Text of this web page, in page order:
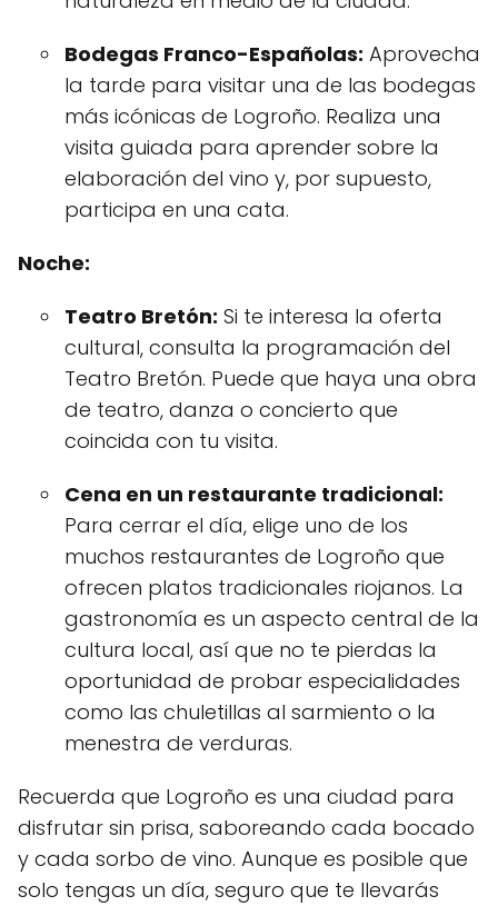
Bodegas Franco-Españolas: Aprovecha
la tarde para visitar una de las bodegas
más icónicas de Logroño. Realiza una
visita guiada para aprender sobre la
elaboración del vino y, por supuesto,
participa en una cata.
Noche:
Teatro Bretón: Si te interesa la oferta
cultural, consulta la programación del
Teatro Bretón. Puede que haya una obra
de teatro, danza o concierto que
coincida con tu visita.
Cena en un restaurante tradicional:
Para cerrar el día, elige uno de los
muchos restaurantes de Logroño que
ofrecen platos tradicionales riojanos. La
gastronomía es un aspecto central de la
cultura local, así que no te pierdas la
oportunidad de probar especialidades
como las chuletillas al sarmiento o la
menestra de verduras.
Recuerda que Logroño es una ciudad para
disfrutar sin prisa, saboreando cada bocado
y cada sorbo de vino. Aunque es posible que
solo tengas un día, seguro que te llevarás